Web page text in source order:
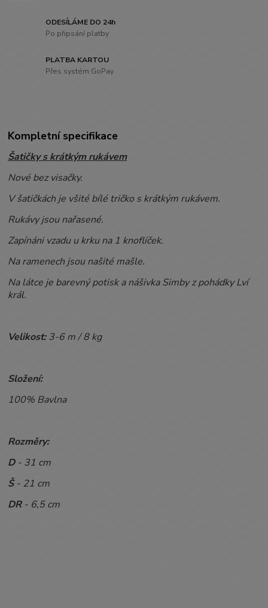
ODESÍLÁME DO 24h
Po připsání platby
PLATBA KARTOU
Přes systém GoPay
Kompletní specifikace
Šatičky s krátkým rukávem
Nové bez visačky.
V šatičkách je všité bílé tričko s krátkým rukávem.
Rukávy jsou nařasené.
Zapínáni vzadu u krku na 1 knoflíček.
Na ramenech jsou našité mašle.
Na látce je barevný potisk a nášivka Simby z pohádky Lví
král.
Velikost:3-6m / 8 kg
Složení:
100% Bavlna
Rozměry:
D - 31 cm
Š- 21 cm
DR- 6,5 cm